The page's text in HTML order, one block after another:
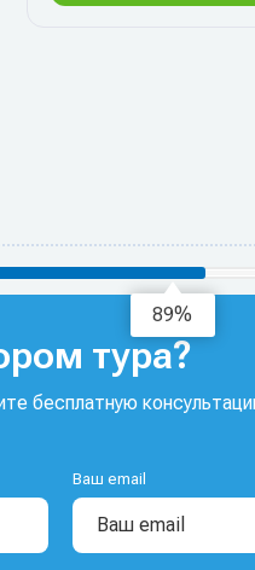
92%
тура?
бесплатную
Ваш email